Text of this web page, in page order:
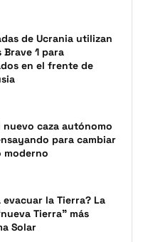
de Ucrania utilizan
1 para
en el frente de
nuevo caza autónomo
para cambiar
moderno
la Tierra? La
Tierra” más
Solar